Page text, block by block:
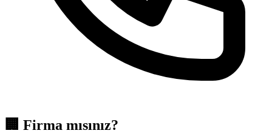
🏢 Firma mısınız?